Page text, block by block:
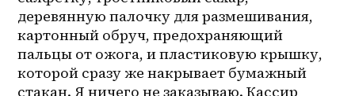
деревянную палочку для размешивания,
картонный обруч, предохраняющий
пальцы от ожога, и пластиковую крышку,
которой сразу же накрывает бумажный
стакан. Я ничего не заказываю. Кассир